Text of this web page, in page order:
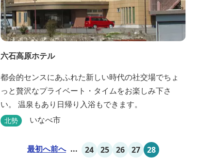
六石高原ホテル
都会的センスにあふれた新しい時代の社交場でちょ
っと贅沢なプライベート・タイムをお楽しみ下さ
い。 温泉もあり日帰り入浴もできます。
北勢 いなべ市
最初へ前へ ... 24 25 26 27 28